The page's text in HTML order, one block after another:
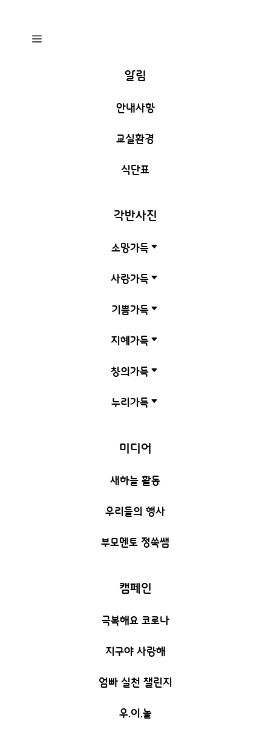
a
알림
안내사항
교실환경
식단표
각반사진
소망가득C
사랑가득 C
기쁨가득C
지혜가득 C
창의가득 C
누리가득C
미디어
새하늘 활동
우리들의 행사
부모멘토 정쑥쌤
캠페인
극복해요 코로나
지구야 사랑해
엄빠 실천 챌린지
우.이.놀